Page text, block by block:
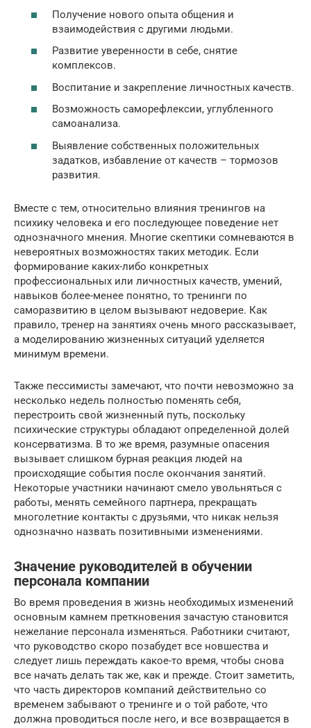
Получение нового опыта общения и
взаимодействия с другими людьми.
Развитие уверенности в себе, снятие
комплексов.
Воспитание и закрепление личностных качеств.
Возможность саморефлексии, углубленного
самоанализа.
Выявление собственных положительных
задатков, избавление от качеств – тормозов
развития.
Вместе с тем, относительно влияния тренингов на
психику человека и его последующее поведение нет
однозначного мнения. Многие скептики сомневаются в
невероятных возможностях таких методик. Если
формирование каких-либо конкретных
профессиональных или личностных качеств, умений,
навыков более-менее понятно, то тренинги по
саморазвитию в целом вызывают недоверие. Как
правило, тренер на занятиях очень много рассказывает,
а моделированию жизненных ситуаций уделяется
минимум времени.
Также пессимисты замечают, что почти невозможно за
несколько недель полностью поменять себя,
перестроить свой жизненный путь, поскольку
психические структуры обладают определенной долей
консерватизма. В то же время, разумные опасения
вызывает слишком бурная реакция людей на
происходящие события после окончания занятий.
Некоторые участники начинают смело увольняться с
работы, менять семейного партнера, прекращать
многолетние контакты с друзьями, что никак нельзя
однозначно назвать позитивными изменениями.
Значение руководителей в обучении
персонала компании
Во время проведения в жизнь необходимых изменений
основным камнем преткновения зачастую становится
нежелание персонала изменяться. Работники считают,
что руководство скоро позабудет все новшества и
следует лишь переждать какое-то время, чтобы снова
все начать делать так же, как и прежде. Стоит заметить,
что часть директоров компаний действительно со
временем забывают о тренинге и о той работе, что
должна проводиться после него, и все возвращается в